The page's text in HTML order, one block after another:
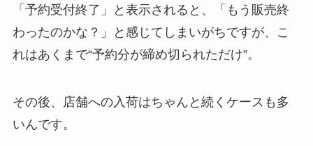
「予約受付終了」と表示されると、「もう販売終
わったのかな？」と感じてしまいがちですが、こ
れはあくまで“予約分が締め切られただけ”。
その後、店舗への入荷はちゃんと続くケースも多
いんです。